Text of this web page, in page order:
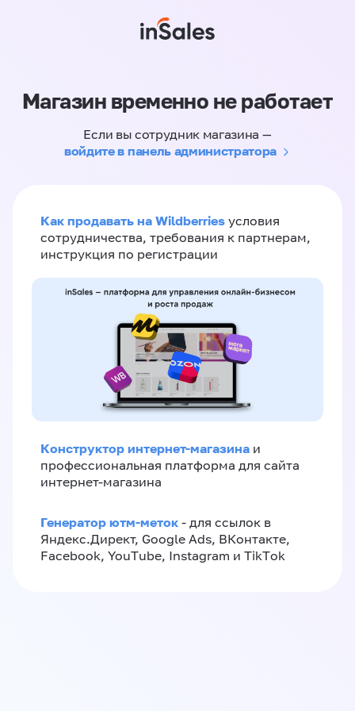
Магазин временно не работает
Если вы сотрудник магазина —
войдите в панель администратора
Как продавать на Wildberries условия
сотрудничества, требования к партнерам,
инструкция по регистрации
Конструктор интернет-магазина и
профессиональная платформа для сайта
интернет-магазина
Генератор ютм-меток - для ссылок в
Яндекс.Директ, Google Ads, ВКонтакте,
Facebook, YouTube, Instagram и TikTok